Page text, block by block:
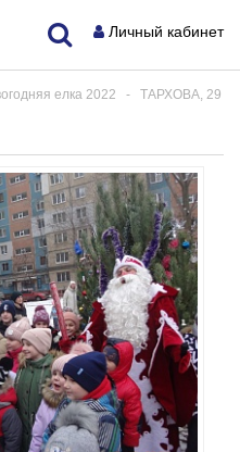
Личный кабинет
елка 2022 ‐ ТАРХОВА, 29